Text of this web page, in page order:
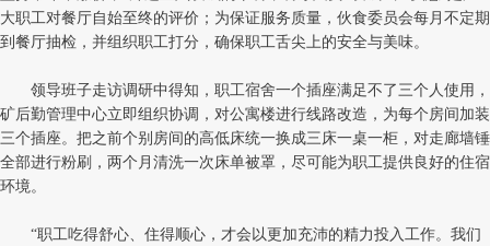
大职工对餐厅自始至终的评价；为保证服务质量，伙食委员会每月不定期
到餐厅抽检，并组织职工打分，确保职工舌尖上的安全与美味。
领导班子走访调研中得知，职工宿舍一个插座满足不了三个人使用，
矿后勤管理中心立即组织协调，对公寓楼进行线路改造，为每个房间加装
三个插座。把之前个别房间的高低床统一换成三床一桌一柜，对走廊墙锤
全部进行粉刷，两个月清洗一次床单被罩，尽可能为职工提供良好的住宿
环境。
“职工吃得舒心、住得顺心，才会以更加充沛的精力投入工作。我们